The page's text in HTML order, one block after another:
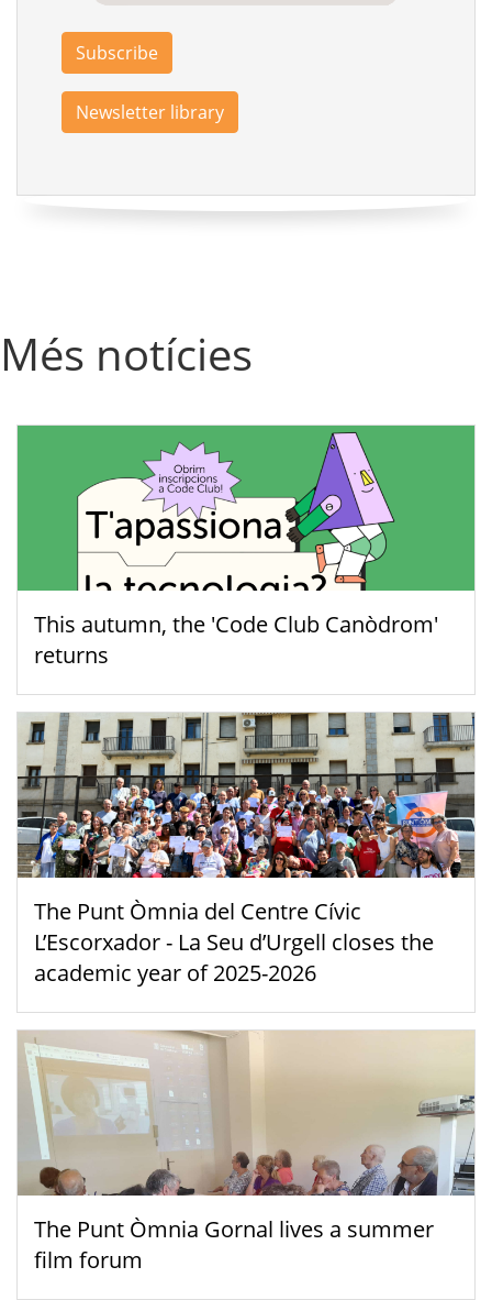
Subscribe
Newsletter library
Més notícies
This autumn, the 'Code Club Canòdrom'
returns
The Punt Òmnia del Centre Cívic
L’Escorxador - La Seu d’Urgell closes the
academic year of 2025-2026
The Punt Òmnia Gornal lives a summer
film forum